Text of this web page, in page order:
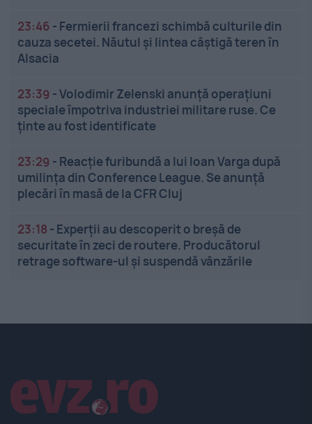
23:46 - Fermierii francezi schimbă culturile din
cauza secetei. Năutul și lintea câștigă teren în
Alsacia
23:39 -Volodimir Zelenski anunță operațiuni
speciale împotriva industriei militare ruse. Ce
ținte au fost identificate
23:29 - Reacție furibundă a lui Ioan Varga după
umilința din Conference League. Se anunță
plecări în masă de la CFR Cluj
23:18 - Experții au descoperit o breșă de
securitate în zeci de routere. Producătorul
retrage software-ul și suspendă vânzările
Linkuri utile